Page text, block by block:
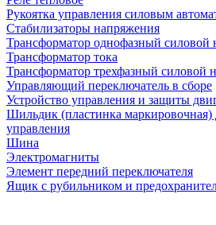
Рукоятка управления силовым
Стабилизаторы напряжения
Трансформатор однофазный силовой
Трансформатор тока
Трансформатор трехфазный силовой
Управляющий переключатель в сборе
Устройство управления и защиты
Шильдик (пластинка маркировочная)
управления
Шина
Электромагниты
Элемент передний переключателя
Ящик с рубильником и